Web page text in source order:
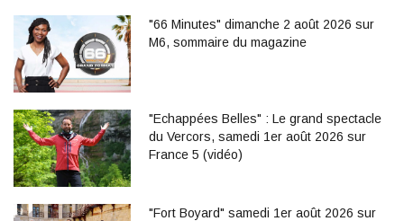
"66 Minutes" dimanche 2 août 2026 sur
M6, sommaire du magazine
"Echappées Belles" : Le grand spectacle
du Vercors, samedi 1er août 2026 sur
France 5 (vidéo)
"Fort Boyard" samedi 1er août 2026 sur